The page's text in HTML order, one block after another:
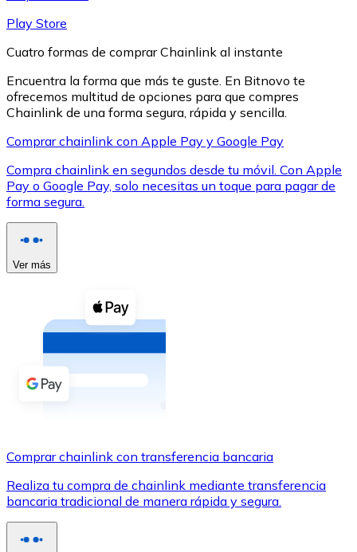
XRP
XRP
Ver todo
Compra criptomonedas con efectivo en tu tienda más
Comprar con efectivo
Transferencia SEPA
Tarjeta de crédito / débito
Utiliza tarjetas Visa y Mastercard para comprar
Comprar con tarjeta
Play Store
Cuatro formas de comprar Chainlink al instante
Encuentra la forma que más te guste. En Bitnovo te
ofrecemos multitud de opciones para que compres
Chainlink de una forma segura, rápida y sencilla.
Comprar chainlink con Apple Pay y Google Pay
Compra chainlink en segundos desde tu móvil. Con Apple
Pay o Google Pay, solo necesitas un toque para pagar de
forma segura.
Ver más
Comprar chainlink con transferencia bancaria
Realiza tu compra de chainlink mediante transferencia
bancaria tradicional de manera rápida y segura.